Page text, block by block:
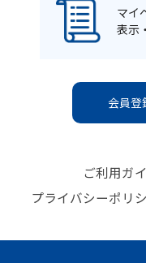
マイ
表示
会員登
ご利用ガ
プライバシーポリ